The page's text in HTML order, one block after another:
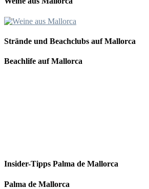
Strände und Beachclubs auf Mallorca
Beachlife auf Mallorca
Insider-Tipps Palma de Mallorca
Palma de Mallorca